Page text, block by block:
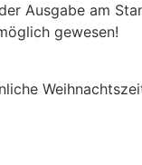
Ausgabe am
gewesen!